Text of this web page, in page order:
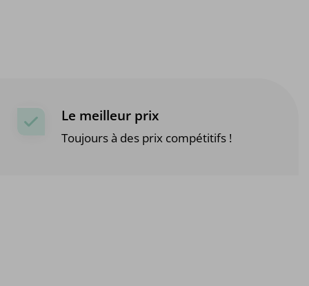
Le meilleur prix
Toujours à des prix compétitifs !